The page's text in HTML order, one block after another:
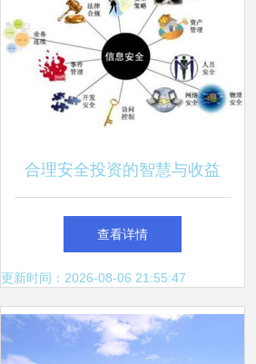
合理安全投资的智慧与收益
查看详情
更新时间：2026-08-06 21:55:47